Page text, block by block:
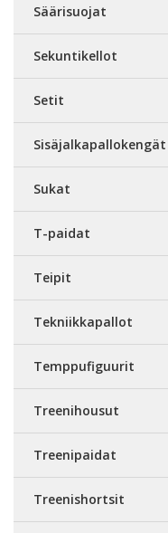
Säärisuojat
Sekuntikellot
Setit
Sisäjalkapallokengät
Sukat
T-paidat
Teipit
Tekniikkapallot
Temppufiguurit
Treenihousut
Treenipaidat
Treenishortsit